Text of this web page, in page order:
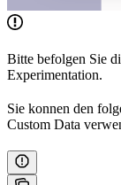
Bitte befolgen Sie
Experimentation.
Sie konnen den
Custom Data